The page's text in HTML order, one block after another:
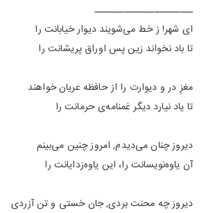
ـــــــــــــــــــــــ
ای شهر! ز خط می‌شویند دیوار خیابانت را
تا باد نخواند زین پس اوراق پریشانت را
مغزِ در و دیوارت را از حافظه عریان خواهند
تا یاد نیارد دیگر غمنامه‌ی حرمانت را
دیروز چنان می‌دیدم, امروز چنین می‌بینم
آن یاوه‌نویسانت را، این یاوه‌زدایانت را
دیروز چه محنت بردی, جان خستی و تن آزردی